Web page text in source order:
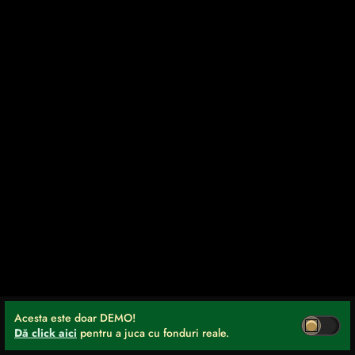
Acesta este doar DEMO!
Dă click aici pentru a juca cu fonduri reale.